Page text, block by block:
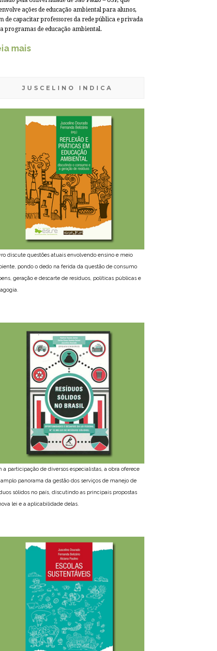
ações de educação ambiental para alunos,
de capacitar professores da rede pública e privada
programas de educação ambiental.
mais
JUSCELINO INDICA
discute questões atuais envolvendo ensino e meio
pondo o dedo na ferida da questão de consumo
geração e descarte de resíduos, políticas públicas e
a participação de diversos especialistas, a obra oferece
panorama da gestão dos serviços de manejo de
sólidos no país, discutindo as principais propostas
lei e a aplicabilidade delas.